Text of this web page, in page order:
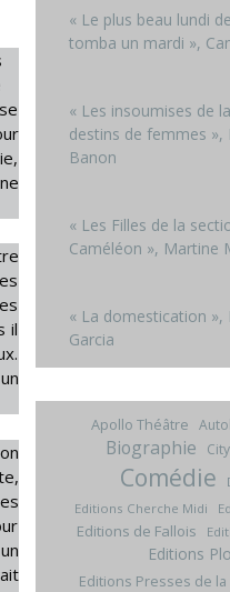
il
« Le plus beau lundi
tomba un mardi »,
« Les insoumises de
destins de femmes »,
Banon
« Les Filles de la
Caméléon », Martine
« La domestication »,
Garcia
Apollo Théâtre
Biographie
Comédie
Editions Cherche Midi
Editions de Fallois
Editions
Editions Presses de la